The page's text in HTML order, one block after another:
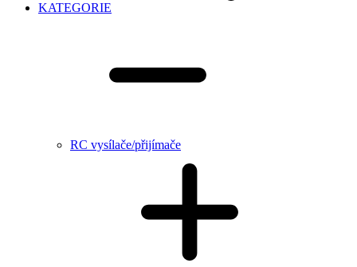
KATEGORIE
RC vysílače/přijímače